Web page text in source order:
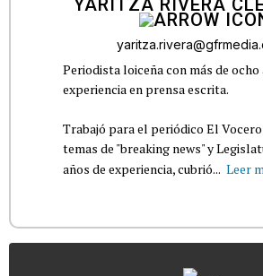
YARITZA RIVERA
Periodista loiceña con más de ocho
experiencia en prensa escrita.
Trabajó para el periódico El
temas de "breaking news" y
años de experiencia, cubrió... Leer